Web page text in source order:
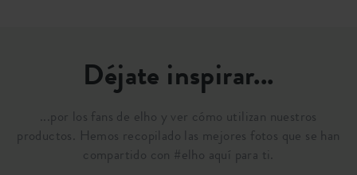
Déjate inspirar...
...por los fans de elho y ver cómo utilizan nuestros
productos. Hemos recopilado las mejores fotos que se han
compartido con #elho aquí para ti.